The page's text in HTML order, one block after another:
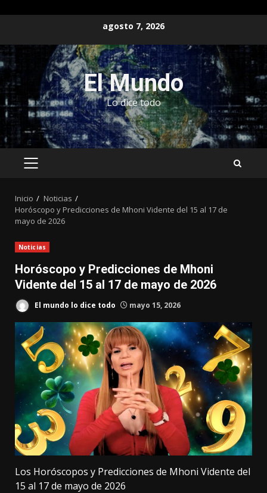
contenido
agosto 7, 2026
El Mundo
Lo dice todo
MENÚ
Inicio
Noticias
Horóscopo y Predicciones de Mhoni Vidente del 15 al 17 de
mayo de 2026
Noticias
Horóscopo y Predicciones de Mhoni
Vidente del 15 al 17 de mayo de 2026
El mundo lo dice todo mayo 15, 2026
Los Horóscopos y Predicciones de Mhoni Vidente del
15 al 17 de mayo de 2026